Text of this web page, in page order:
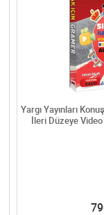
Yargı Yayınları
İleri Düzeye